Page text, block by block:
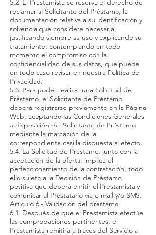
5.2. El Prestamista se reserva el derecho de
reclamar al Solicitante del Préstamo, la
documentación relativa a su identificación y
solvencia que considere necesaria,
justificando siempre su uso y explicando su
tratamiento, contemplando en todo
momento el compromiso con la
confidencialidad de sus datos, que puede
en todo caso revisar en nuestra Política de
Privacidad.
5.3. Para poder realizar una Solicitud de
Préstamo, el Solicitante de Préstamo
deberá registrarse previamente en la Página
Web, aceptando las Condiciones Generales
a disposición del Solicitante de Préstamo
mediante la marcación de la
correspondiente casilla dispuesta al efecto.
5.4. La Solicitud de Préstamo, junto con la
aceptación de la oferta, implica el
perfeccionamiento de la contratación, todo
ello sujeto a la Decisión de Préstamo
positiva que deberá emitir el Prestamista y
comunicar al Prestatario vía e-mail y/o SMS.
Artículo 6.- Validación del préstamo
6.1. Después de que el Prestamista efectúe
las comprobaciones pertinentes, el
Prestamista remitirá a través del Servicio a